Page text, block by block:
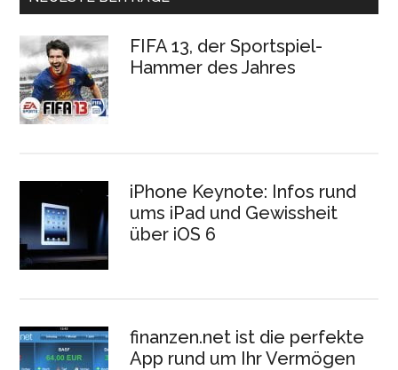
FIFA 13, der Sportspiel-
Hammer des Jahres
iPhone Keynote: Infos rund
ums iPad und Gewissheit
über iOS 6
finanzen.net ist die perfekte
App rund um Ihr Vermögen